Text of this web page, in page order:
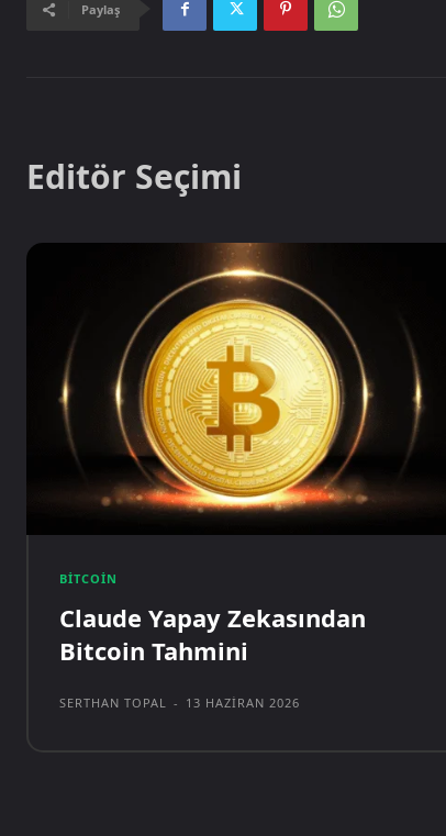
Paylaş
Editör Seçimi
BITCOIN
Claude Yapay Zekasından
Bitcoin Tahmini
SERTHAN TOPAL - 13 HAZIRAN 2026